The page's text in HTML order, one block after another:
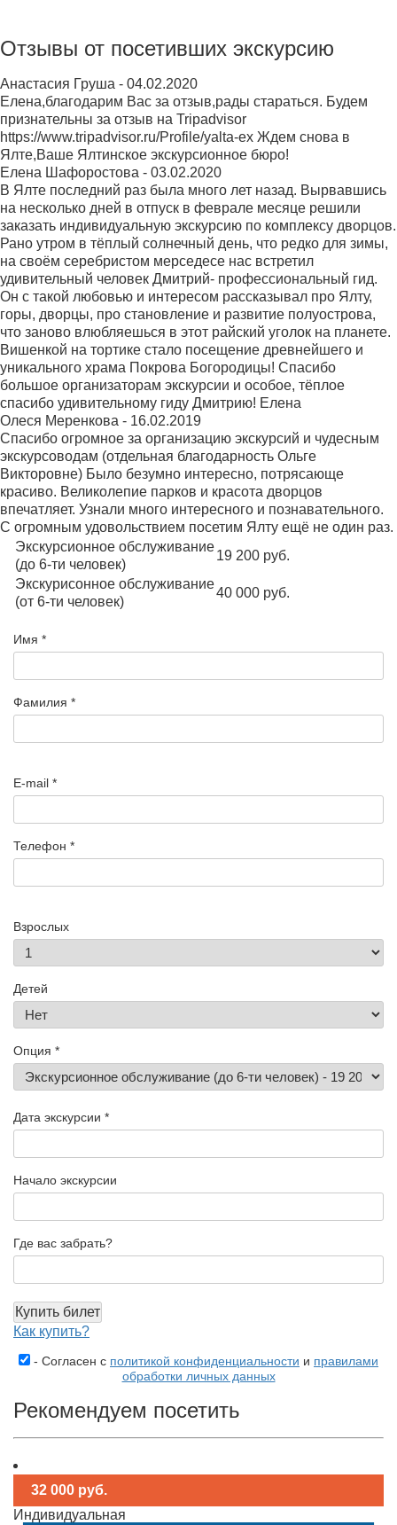
Отзывы от посетивших экскурсию
Анастасия Груша - 04.02.2020
Елена,благодарим Вас за отзыв,рады стараться. Будем
признательны за отзыв на Tripadvisor
https://www.tripadvisor.ru/Profile/yalta-ex Ждем снова в
Ялте,Ваше Ялтинское экскурсионное бюро!
Елена Шафоростова - 03.02.2020
В Ялте последний раз была много лет назад. Вырвавшись
на несколько дней в отпуск в феврале месяце решили
заказать индивидуальную экскурсию по комплексу дворцов.
Рано утром в тёплый солнечный день, что редко для зимы,
на своём серебристом мерседесе нас встретил
удивительный человек Дмитрий- профессиональный гид.
Он с такой любовью и интересом рассказывал про Ялту,
горы, дворцы, про становление и развитие полуострова,
что заново влюбляешься в этот райский уголок на планете.
Вишенкой на тортике стало посещение древнейшего и
уникального храма Покрова Богородицы! Спасибо
большое организаторам экскурсии и особое, тёплое
спасибо удивительному гиду Дмитрию! Елена
Олеся Меренкова - 16.02.2019
Спасибо огромное за организацию экскурсий и чудесным
экскурсоводам (отдельная благодарность Ольге
Викторовне) Было безумно интересно, потрясающе
красиво. Великолепие парков и красота дворцов
впечатляет. Узнали много интересного и познавательного.
С огромным удовольствием посетим Ялту ещё не один раз.
Экскурсионное обслуживание
(до 6-ти человек)
19 200 руб.
Экскурисонное обслуживание
(от 6-ти человек)
40 000 руб.
Имя *
Фамилия *
E-mail *
Телефон *
Взрослых
Детей
Опция *
Дата экскурсии *
Начало экскурсии
Где вас забрать?
Купить билет
Как купить?
- Согласен с политикой конфиденциальности и правилами
обработки личных данных
Рекомендуем посетить
32 000 руб.
Индивидуальная